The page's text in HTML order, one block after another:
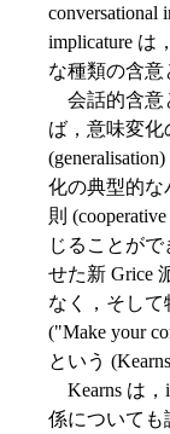
conversational
implicature は
な種類の含意
会話的含意
ば，意味変
化の典型的な
則
じることが
せた新 Grice
なく，そして
("Make your
という
Kearns は，
係についても